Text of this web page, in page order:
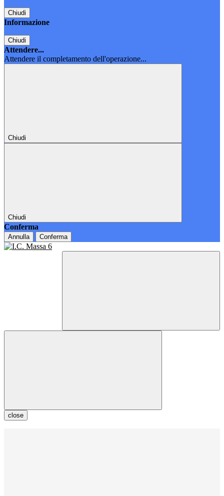
Chiudi
Informazione
Chiudi
Attendere...
Attendere il completamento dell'operazione...
Chiudi
Chiudi
Conferma
Annulla Conferma
close